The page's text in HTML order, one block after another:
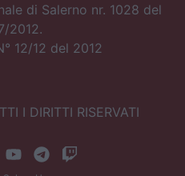
di Salerno nr. 1028 del
2012.
12/12 del 2012
I DIRITTI RISERVATI